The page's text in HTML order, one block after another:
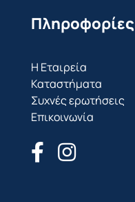
Πληροφορίες
Η Εταιρεία
Καταστήματα
Συχνές ερωτήσεις
Επικοινωνία